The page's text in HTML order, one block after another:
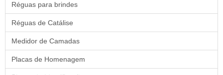
Réguas para brindes
Réguas de Catálise
Medidor de Camadas
Placas de Homenagem